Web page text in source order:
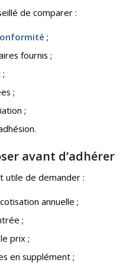
de comparer :
;
fournis ;
;
;
avant d’adhérer
utile de demander :
annuelle ;
;
prix ;
en supplément ;